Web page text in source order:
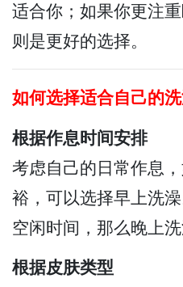
适合你；如果你更注
则是更好的选择。
如何选择适合自己的
根据作息时间安排
考虑自己的日常作息
裕，可以选择早上洗
空闲时间，那么晚上洗
根据皮肤类型